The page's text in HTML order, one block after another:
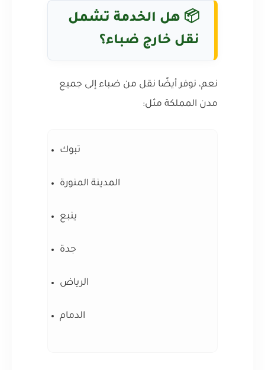
📦 هل الخدمة تشمل
نقل خارج ضباء؟
نعم، نوفر أيضًا نقل من ضباء إلى جميع
مدن المملكة مثل:
تبوك
المدينة المنورة
ينبع
جدة
الرياض
الدمام